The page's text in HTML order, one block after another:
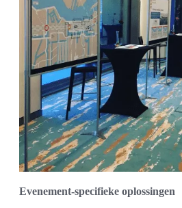
Evenement-specifieke oplossingen